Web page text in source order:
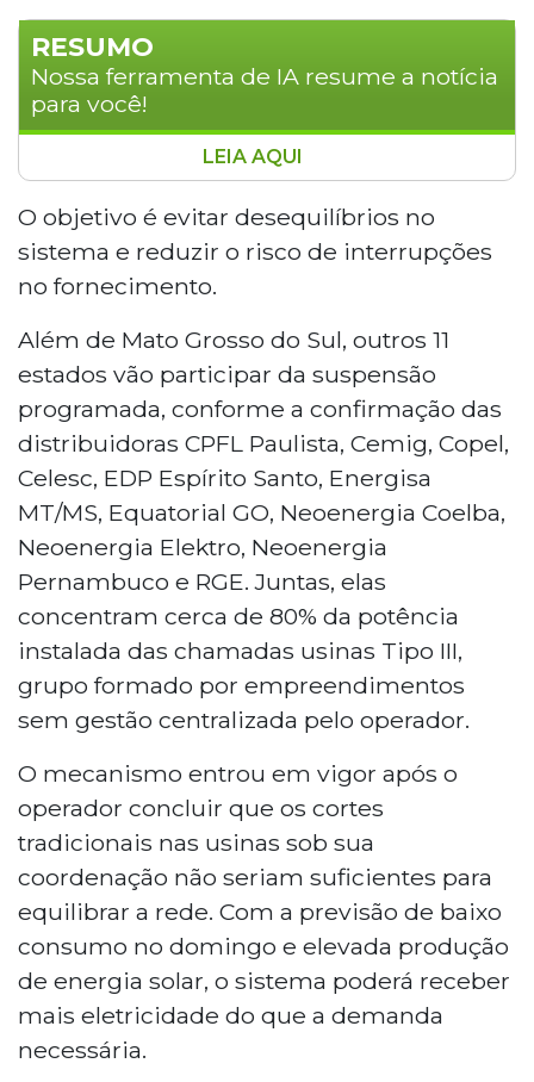
RESUMO
Nossa ferramenta de IA resume a notícia
para você!
O Operador Nacional do Sistema Elétrico
(ONS) acionou pela primeira vez um
plano emergencial para reduzir a geração
de energia elétrica no País devido ao
excesso de oferta previsto para este
domingo (7), entre 10h e 14h. A medida
atinge principalmente pequenas usinas
solares e inclui áreas da Energisa MS. O
plano, aprovado pela Aneel em
novembro de 2025, envolve 12
distribuidoras que concentram 80% da
potência instalada das usinas sem gestão
centralizada.
LEIA AQUI
O objetivo é evitar desequilíbrios no
sistema e reduzir o risco de interrupções
no fornecimento.
Além de Mato Grosso do Sul, outros 11
estados vão participar da suspensão
programada, conforme a confirmação das
distribuidoras CPFL Paulista, Cemig, Copel,
Celesc, EDP Espírito Santo, Energisa
MT/MS, Equatorial GO, Neoenergia Coelba,
Neoenergia Elektro, Neoenergia
Pernambuco e RGE. Juntas, elas
concentram cerca de 80% da potência
instalada das chamadas usinas Tipo III,
grupo formado por empreendimentos
sem gestão centralizada pelo operador.
O mecanismo entrou em vigor após o
operador concluir que os cortes
tradicionais nas usinas sob sua
coordenação não seriam suficientes para
equilibrar a rede. Com a previsão de baixo
consumo no domingo e elevada produção
de energia solar, o sistema poderá receber
mais eletricidade do que a demanda
necessária.